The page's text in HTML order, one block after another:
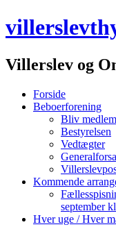
Villerslev og
Menu
Skip
Forside
Beboerforening
Bliv
Bestyrelsen
Vedtægter
Kommende
september
Hver uge / Hver